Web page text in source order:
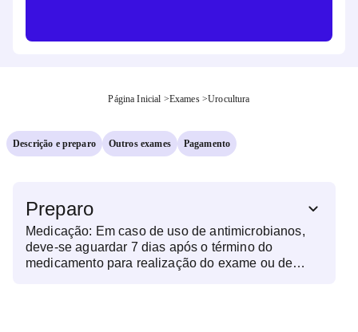
Página Inicial >Exames >Urocultura
Descrição e preparo Outros exames Pagamento
Preparo
Medicação: Em caso de uso de antimicrobianos,
deve-se aguardar 7 dias após o término do
medicamento para realização do exame ou de